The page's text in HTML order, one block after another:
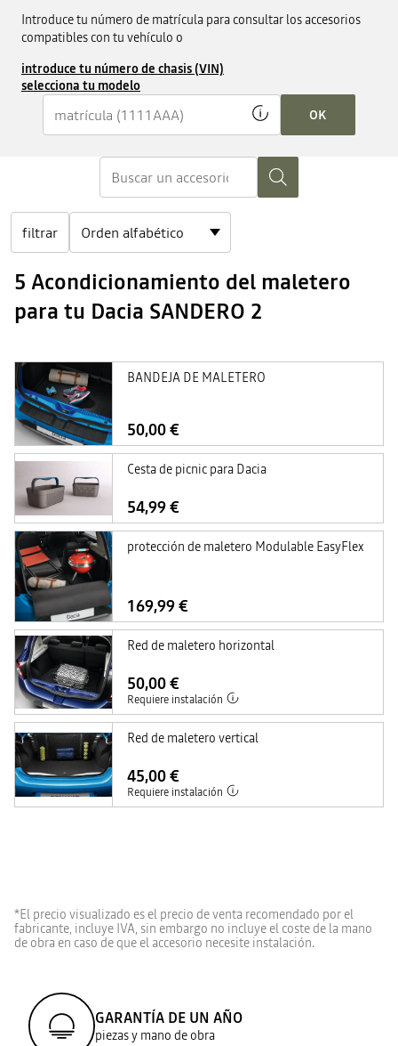
Introduce tu número de matrícula para consultar los accesorios
compatibles con tu vehículo o
introduce tu número de chasis (VIN)
selecciona tu modelo
OK
filtrar
5 Acondicionamiento del maletero
para tu Dacia SANDERO 2
BANDEJA DE MALETERO
50,00 €
Cesta de picnic para Dacia
54,99 €
protección de maletero Modulable EasyFlex
169,99 €
Red de maletero horizontal
50,00 €
Requiere instalación
Red de maletero vertical
45,00 €
Requiere instalación
*El precio visualizado es el precio de venta recomendado por el
fabricante, incluye IVA, sin embargo no incluye el coste de la mano
de obra en caso de que el accesorio necesite instalación.
GARANTÍA DE UN AÑO
piezas y mano de obra